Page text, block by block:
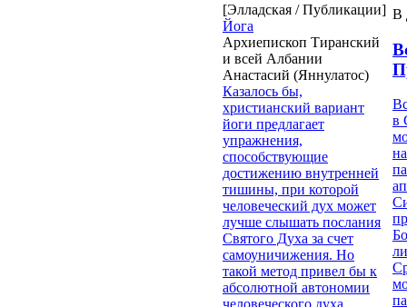
[Элладская / Публикации]
Йога
Архиепископ Тиранский
и всей Албании
Анастасий (Яннулатос)
Казалось бы,
христианский вариант
йоги предлагает
упражнения,
способствующие
достижению внутренней
тишины, при которой
человеческий дух может
лучше слышать послания
Святого Духа за счет
самоуничижения. Но
такой метод привел бы к
абсолютной автономии
человеческого духа.
В
в